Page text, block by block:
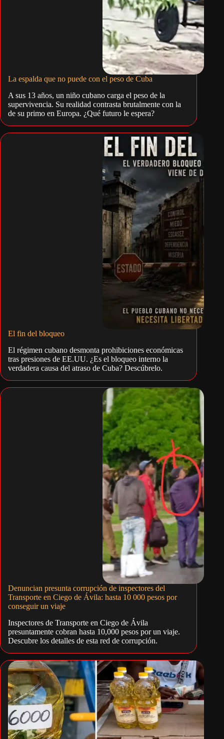
La espalda que no puede con el peso de Cuba
A sus 13 años, un niño cubano carga el peso de la
supervivencia. Su realidad contrasta brutalmente con la
de su primo en Europa. ¿Qué futuro le espera?
El fin del bloqueo
El régimen cubano desmonta prohibiciones económicas
tras presiones de EE.UU. ¿Es el bloqueo interno la
verdadera causa del atraso de Cuba? Descúbrelo.
Denuncian presunta corrupción de inspectores del
Transporte en Ciego de Ávila: hasta 10 000 pesos por
conseguir un viaje
Inspectores de Transporte en Ciego de Ávila
presuntamente cobran hasta 10,000 pesos por un viaje.
Descubre los detalles de esta red de corrupción.